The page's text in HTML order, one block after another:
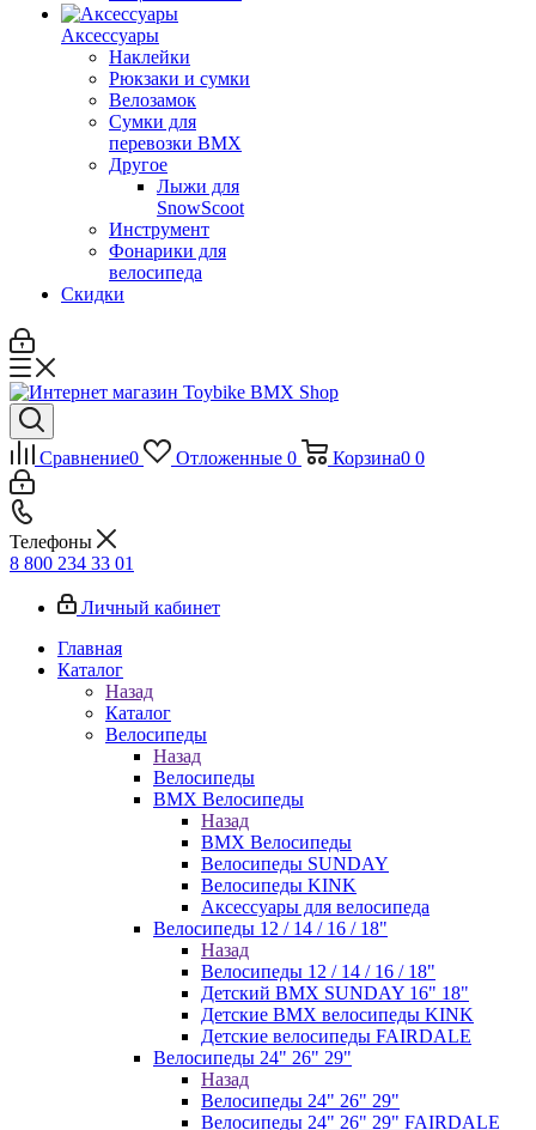
Аксессуары
Наклейки
Рюкзаки и сумки
Велозамок
Сумки для
перевозки BMX
Другое
Лыжи для
SnowScoot
Инструмент
Фонарики для
велосипеда
Скидки
Сравнение0 Отложенные 0 Корзина0 0
Телефоны
8 800 234 33 01
Личный кабинет
Главная
Каталог
Назад
Каталог
Велосипеды
Назад
Велосипеды
BMX Велосипеды
Назад
BMX Велосипеды
Велосипеды SUNDAY
Велосипеды KINK
Аксессуары для велосипеда
Велосипеды 12 / 14 / 16 / 18"
Назад
Велосипеды 12 / 14 / 16 / 18"
Детский BMX SUNDAY 16" 18"
Детские BMX велосипеды KINK
Детские велосипеды FAIRDALE
Велосипеды 24" 26" 29"
Назад
Велосипеды 24" 26" 29"
Велосипеды 24" 26" 29" FAIRDALE